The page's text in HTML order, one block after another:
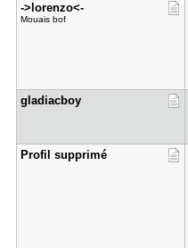
->lorenzo<​-
Mouais bof
gladiacboy
Profil sup​primé